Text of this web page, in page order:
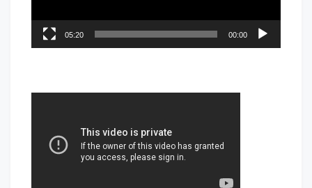
00:00
05:20